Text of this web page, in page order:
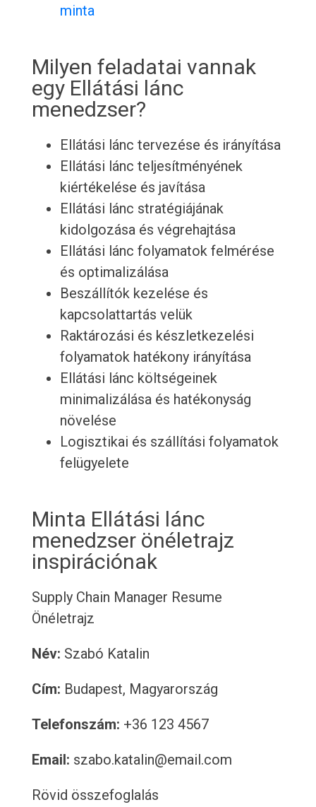
minta
Milyen feladatai vannak
egy Ellátási lánc
menedzser?
Ellátási lánc tervezése és irányítása
Ellátási lánc teljesítményének
kiértékelése és javítása
Ellátási lánc stratégiájának
kidolgozása és végrehajtása
Ellátási lánc folyamatok felmérése
és optimalizálása
Beszállítók kezelése és
kapcsolattartás velük
Raktározási és készletkezelési
folyamatok hatékony irányítása
Ellátási lánc költségeinek
minimalizálása és hatékonyság
növelése
Logisztikai és szállítási folyamatok
felügyelete
Minta Ellátási lánc
menedzser önéletrajz
inspirációnak
Supply Chain Manager Resume
Önéletrajz
Név: Szabó Katalin
Cím: Budapest, Magyarország
Telefonszám: +36 123 4567
Email: szabo.katalin@email.com
Rövid összefoglalás